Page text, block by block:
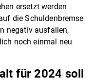
ersetzt werden
die Schuldenbremse
negativ ausfallen,
noch einmal neu
für 2024 soll